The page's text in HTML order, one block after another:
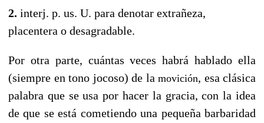
2. interj. p. us. U. para denotar extrañeza,
placentera o desagradable.
Por otra parte, cuántas veces habrá hablado ella
(siempre en tono jocoso) de la movición, esa clásica
palabra que se usa por hacer la gracia, con la idea
de que se está cometiendo una pequeña barbaridad